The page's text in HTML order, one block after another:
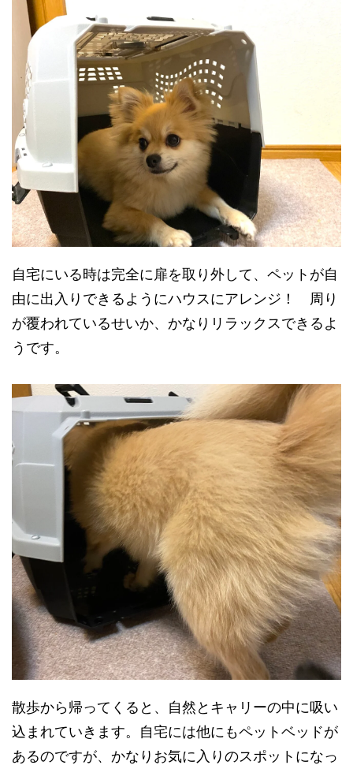
自宅にいる時は完全に扉を取り外して、ペットが自
由に出入りできるようにハウスにアレンジ！ 周り
が覆われているせいか、かなりリラックスできるよ
うです。
散歩から帰ってくると、自然とキャリーの中に吸い
込まれていきます。自宅には他にもペットベッドが
あるのですが、かなりお気に入りのスポットになっ